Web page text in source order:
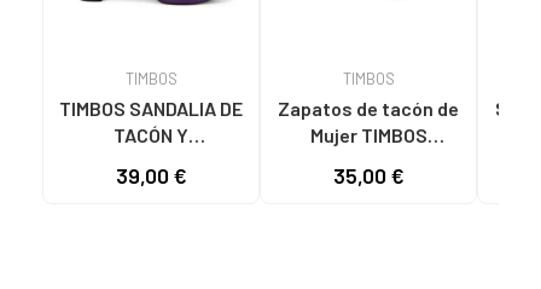
TIMBOS
TIMBOS SANDALIA DE
TACÓN Y
MODELO 131423
39,00 €
TIMBOS
Zapatos de tacón de
Mujer TIMBOS
VESTIR MUJER
35,00 €